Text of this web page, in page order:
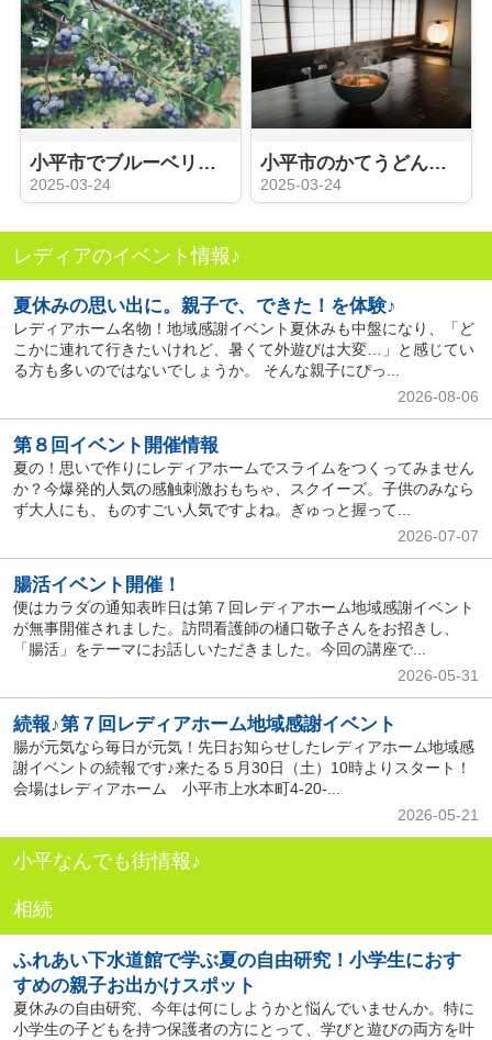
小平市でブルーベリー狩りを楽しもう！農園訪問のポイントをご紹介
2025-03-24
小平市のかてうどん味比べを楽しもう！小平市の魅力を解説
2025-03-24
レディアのイベント情報♪
夏休みの思い出に。親子で、できた！を体験♪
レディアホーム名物！地域感謝イベント夏休みも中盤になり、「ど
こかに連れて行きたいけれど、暑くて外遊びは大変…」と感じてい
る方も多いのではないでしょうか。 そんな親子にぴっ...
2026-08-06
第８回イベント開催情報
夏の！思いで作りにレディアホームでスライムをつくってみません
か？今爆発的人気の感触刺激おもちゃ、スクイーズ。子供のみなら
ず大人にも、ものすごい人気ですよね。ぎゅっと握って...
2026-07-07
腸活イベント開催！
便はカラダの通知表昨日は第７回レディアホーム地域感謝イベント
が無事開催されました。訪問看護師の樋口敬子さんをお招きし、
「腸活」をテーマにお話しいただきました。今回の講座で...
2026-05-31
続報♪第７回レディアホーム地域感謝イベント
腸が元気なら毎日が元気！先日お知らせしたレディアホーム地域感
謝イベントの続報です♪来たる５月30日（土）10時よりスタート！
会場はレディアホーム 小平市上水本町4-20-...
2026-05-21
小平なんでも街情報♪
相続
ふれあい下水道館で学ぶ夏の自由研究！小学生におす
すめの親子お出かけスポット
夏休みの自由研究、今年は何にしようかと悩んでいませんか。特に
小学生の子どもを持つ保護者の方にとって、学びと遊びの両方を叶